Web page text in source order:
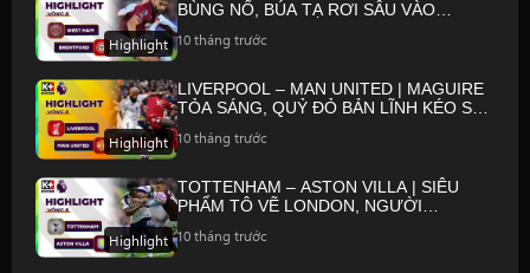
Highlight
BÙNG NỔ, BÚA TẠ RƠI SÂU VÀO
25/26
10 tháng trước
Highlight
LIVERPOOL – MAN UNITED | MAGUIRE
TỎA SÁNG, QUỶ ĐỎ BẢN LĨNH KÉO SẬP
10 tháng trước
Highlight
TOTTENHAM – ASTON VILLA | SIÊU
PHẨM TÔ VẼ LONDON, NGƯỜI
ANH 25/26
10 tháng trước